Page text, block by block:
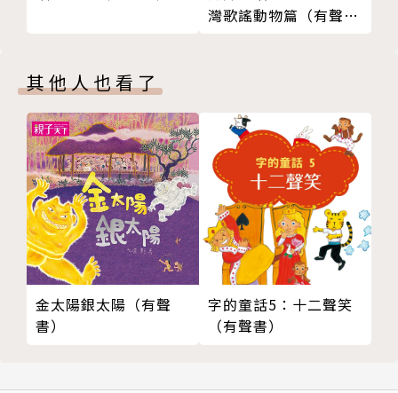
灣歌謠動物篇（有聲
其他人也看了
金太陽銀太陽（有聲
書）
字的童話5：十二聲笑
（有聲書）